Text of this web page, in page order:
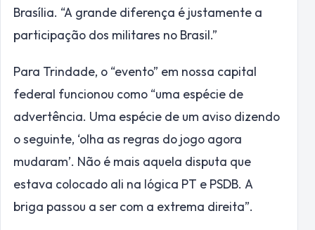
Brasília. “A grande diferença é justamente a
participação dos militares no Brasil.”
Para Trindade, o “evento” em nossa capital
federal funcionou como “uma espécie de
advertência. Uma espécie de um aviso dizendo
o seguinte, ‘olha as regras do jogo agora
mudaram’. Não é mais aquela disputa que
estava colocado ali na lógica PT e PSDB. A
briga passou a ser com a extrema direita”.